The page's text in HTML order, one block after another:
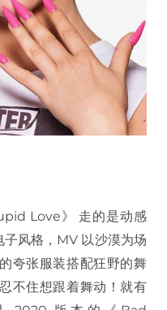
Love》 走的是动感
风格，MV 以沙漠为场
夸张服装搭配狂野的舞
不住想跟着舞动！就有